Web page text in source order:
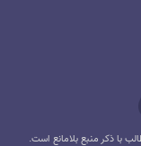
با ذکر منبع بلامانع است.